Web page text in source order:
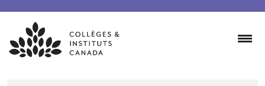
Skip
content